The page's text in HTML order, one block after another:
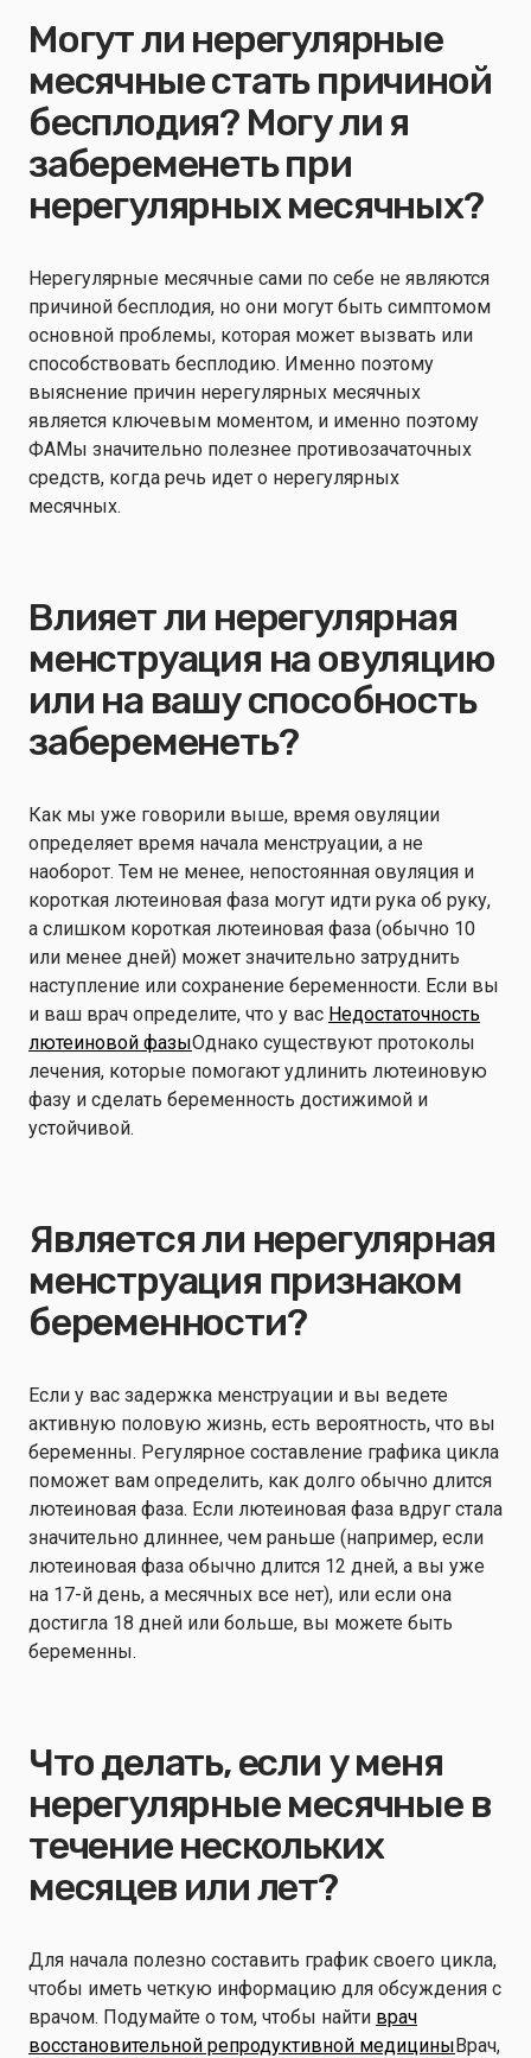
Могут ли нерегулярные
месячные стать причиной
бесплодия? Могу ли я
забеременеть при
нерегулярных месячных?
Нерегулярные месячные сами по себе не являются
причиной бесплодия, но они могут быть симптомом
основной проблемы, которая может вызвать или
способствовать бесплодию. Именно поэтому
выяснение причин нерегулярных месячных
является ключевым моментом, и именно поэтому
ФАМы значительно полезнее противозачаточных
средств, когда речь идет о нерегулярных
месячных.
Влияет ли нерегулярная
менструация на овуляцию
или на вашу способность
забеременеть?
Как мы уже говорили выше, время овуляции
определяет время начала менструации, а не
наоборот. Тем не менее, непостоянная овуляция и
короткая лютеиновая фаза могут идти рука об руку,
а слишком короткая лютеиновая фаза (обычно 10
или менее дней) может значительно затруднить
наступление или сохранение беременности. Если вы
и ваш врач определите, что у вас Недостаточность
лютеиновой фазыОднако существуют протоколы
лечения, которые помогают удлинить лютеиновую
фазу и сделать беременность достижимой и
устойчивой.
Является ли нерегулярная
менструация признаком
беременности?
Если у вас задержка менструации и вы ведете
активную половую жизнь, есть вероятность, что вы
беременны. Регулярное составление графика цикла
поможет вам определить, как долго обычно длится
лютеиновая фаза. Если лютеиновая фаза вдруг стала
значительно длиннее, чем раньше (например, если
лютеиновая фаза обычно длится 12 дней, а вы уже
на 17-й день, а месячных все нет), или если она
достигла 18 дней или больше, вы можете быть
беременны.
Что делать, если у меня
нерегулярные месячные в
течение нескольких
месяцев или лет?
Для начала полезно составить график своего цикла,
чтобы иметь четкую информацию для обсуждения с
врачом. Подумайте о том, чтобы найти врач
восстановительной репродуктивной медициныВрач,